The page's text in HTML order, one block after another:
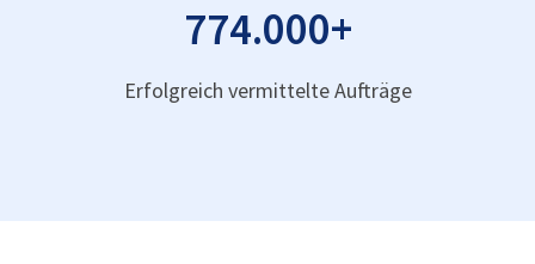
774.000+
Erfolgreich vermittelte Aufträge